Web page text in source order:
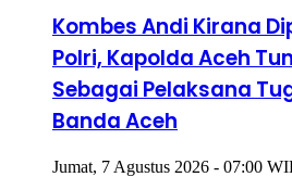
Kombes Andi Kirana
Polri, Kapolda Aceh
Sebagai Pelaksana
Banda Aceh
Jumat, 7 Agustus 2026 - 07:00